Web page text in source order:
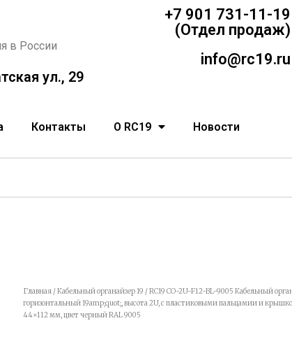
в России
ул., 29
+7 901 731-11-19
(Отдел продаж)
info@rc19.ru
Контакты О RC19 Новости
Главная /Кабельный органайзер 19 / RC19 CO-2U-F12-BL-9005 Кабельный
горизонтальный 19amp;quot;, высота 2U, с пластиковыми пальцамии и
44×112 мм, цвет черный RAL 9005